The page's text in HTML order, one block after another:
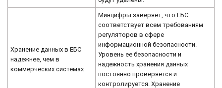
Хранение данных в ЕБС
надежнее, чем в
коммерческих системах
Минцифры заверяет, что ЕБС
соответствует всем требованиям
регуляторов в сфере
информационной безопасности.
Уровень ее безопасности и
надежность хранения данных
постоянно проверяется и
контролируется. Хранение